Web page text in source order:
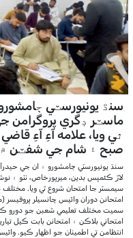
سنڌ يونيورسٽي
ماسٽر ڊگري پروگرامن
ٿي ويا، علامه آءِ آءِ
صبح ۽ شام جي شفٽن ۾
لاڙ ڪئمپس بدين، ميرپورخاص، ٺٽو ۽
سيمسٽر جا امتحان شروع ٿي ويا.
امتحانن دوران وائيس چانسيلر
سميت مختلف تعليمي شعبن جو دورو
امتحاني بلاڪن ۽ امتحانن بابت ڪيل
انتظامن تي اطمينان جو اظهار ڪيو.